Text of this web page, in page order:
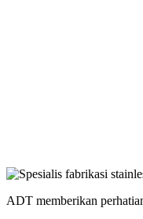
ADT memberikan